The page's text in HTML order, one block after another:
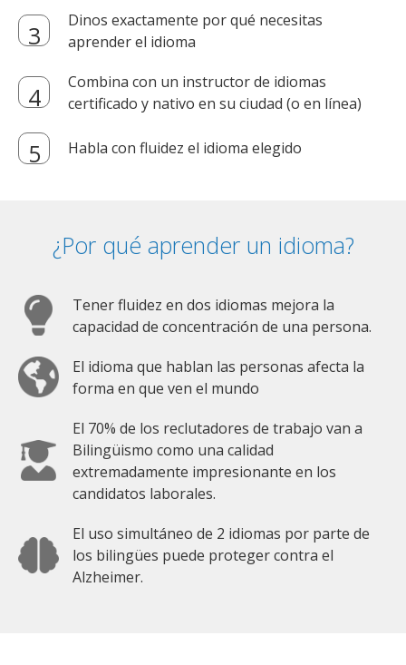
Dinos exactamente por qué necesitas
aprender el idioma
Combina con un instructor de idiomas
certificado y nativo en su ciudad (o en línea)
Habla con fluidez el idioma elegido
¿Por qué aprender un idioma?
Tener fluidez en dos idiomas mejora la
capacidad de concentración de una persona.
El idioma que hablan las personas afecta la
forma en que ven el mundo
El 70% de los reclutadores de trabajo van a
Bilingüismo como una calidad
extremadamente impresionante en los
candidatos laborales.
El uso simultáneo de 2 idiomas por parte de
los bilingües puede proteger contra el
Alzheimer.